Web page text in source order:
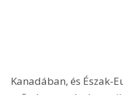
Kanadában, és Észak-